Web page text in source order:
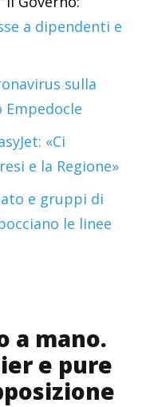
a dipendenti e
sulla
Empedocle
«Ci
e la Regione»
e gruppi di
le linee
a mano.
e pure